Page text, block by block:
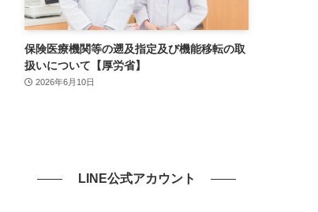
保険医療機関等の遡及指定及び機能移転の取
扱いについて【厚労省】
2026年6月10日
LINE公式アカウント